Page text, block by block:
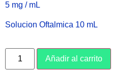
5 mg / mL
Solucion Oftalmica 10 mL
Añadir al carrito